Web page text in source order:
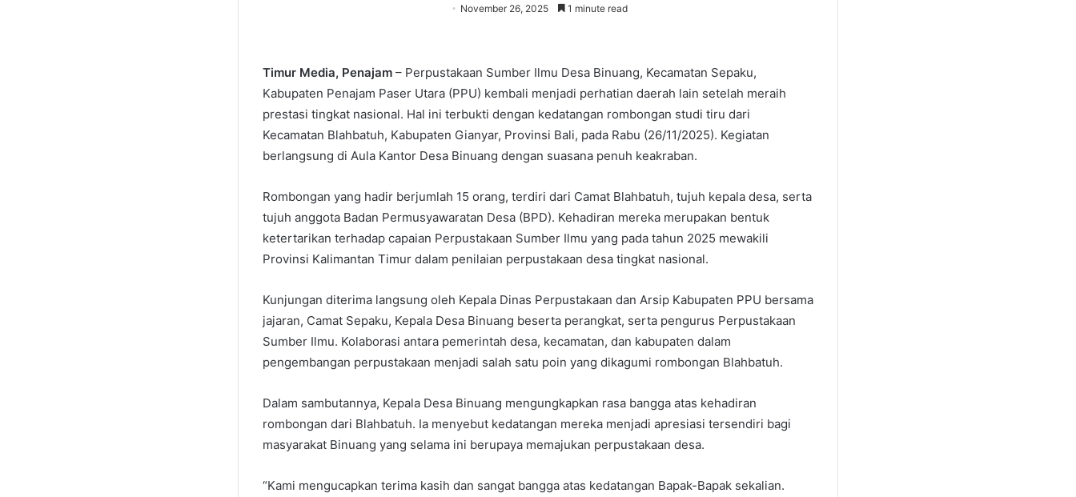
November 26, 2025 1 minute read
Timur Media, Penajam – Perpustakaan Sumber Ilmu Desa Binuang, Kecamatan Sepaku,
Kabupaten Penajam Paser Utara (PPU) kembali menjadi perhatian daerah lain setelah meraih
prestasi tingkat nasional. Hal ini terbukti dengan kedatangan rombongan studi tiru dari
Kecamatan Blahbatuh, Kabupaten Gianyar, Provinsi Bali, pada Rabu (26/11/2025). Kegiatan
berlangsung di Aula Kantor Desa Binuang dengan suasana penuh keakraban.
Rombongan yang hadir berjumlah 15 orang, terdiri dari Camat Blahbatuh, tujuh kepala desa, serta
tujuh anggota Badan Permusyawaratan Desa (BPD). Kehadiran mereka merupakan bentuk
ketertarikan terhadap capaian Perpustakaan Sumber Ilmu yang pada tahun 2025 mewakili
Provinsi Kalimantan Timur dalam penilaian perpustakaan desa tingkat nasional.
Kunjungan diterima langsung oleh Kepala Dinas Perpustakaan dan Arsip Kabupaten PPU bersama
jajaran, Camat Sepaku, Kepala Desa Binuang beserta perangkat, serta pengurus Perpustakaan
Sumber Ilmu. Kolaborasi antara pemerintah desa, kecamatan, dan kabupaten dalam
pengembangan perpustakaan menjadi salah satu poin yang dikagumi rombongan Blahbatuh.
Dalam sambutannya, Kepala Desa Binuang mengungkapkan rasa bangga atas kehadiran
rombongan dari Blahbatuh. Ia menyebut kedatangan mereka menjadi apresiasi tersendiri bagi
masyarakat Binuang yang selama ini berupaya memajukan perpustakaan desa.
“Kami mengucapkan terima kasih dan sangat bangga atas kedatangan Bapak-Bapak sekalian.